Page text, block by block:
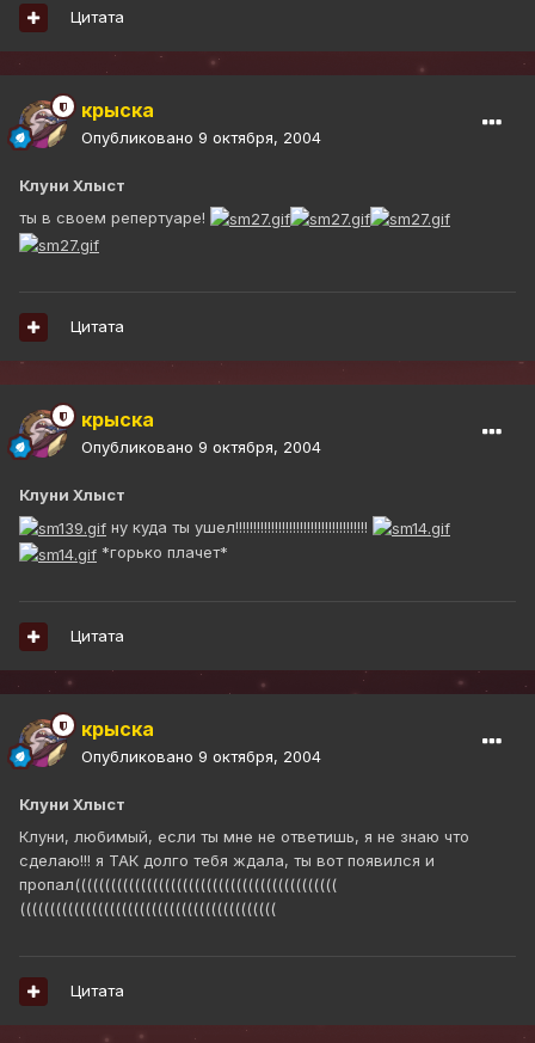
Цитата
крыска
Опубликовано 9 октября, 2004
Клуни Хлыст
ты в своем репертуаре!
Цитата
крыска
Опубликовано 9 октября, 2004
Клуни Хлыст
ну куда ты ушел!!!!!!!!!!!!!!!!!!!!!!!!!!!!!!!!!!!!!
*горько плачет*
Цитата
крыска
Опубликовано 9 октября, 2004
Клуни Хлыст
Клуни, любимый, если ты мне не ответишь, я не знаю что
сделаю!!! я ТАК долго тебя ждала, ты вот появился и
пропал((((((((((((((((((((((((((((((((((((((((((((
(((((((((((((((((((((((((((((((((((((((((((
Цитата